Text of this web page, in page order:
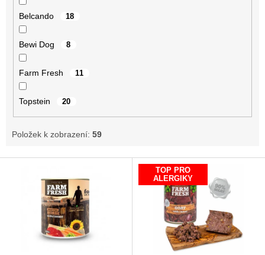
Belcando 18
Bewi Dog 8
Farm Fresh 11
Topstein 20
Položek k zobrazení: 59
V
TOP PRO
ALERGIKY